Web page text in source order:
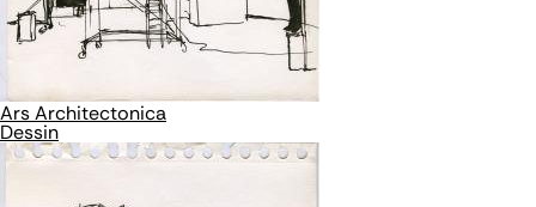
Ars Architectonica
Dessin